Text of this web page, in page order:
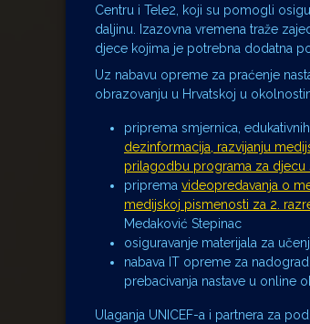
Centru i Tele2, koji su pomogli
daljinu. Izazovna vremena traže
djece kojima je potrebna dodatna
Uz nabavu opreme za praćenje
obrazovanju u Hrvatskoj u
priprema smjernica,
dezinformacija, razvijanju
prilagodbu programa za djecu
priprema videopredavanja o
medijskoj pismenosti za 2.
Medaković Stepinac
osiguravanje materijala za
nabava IT opreme za
prebacivanja nastave u online
Ulaganja UNICEF-a i partnera za